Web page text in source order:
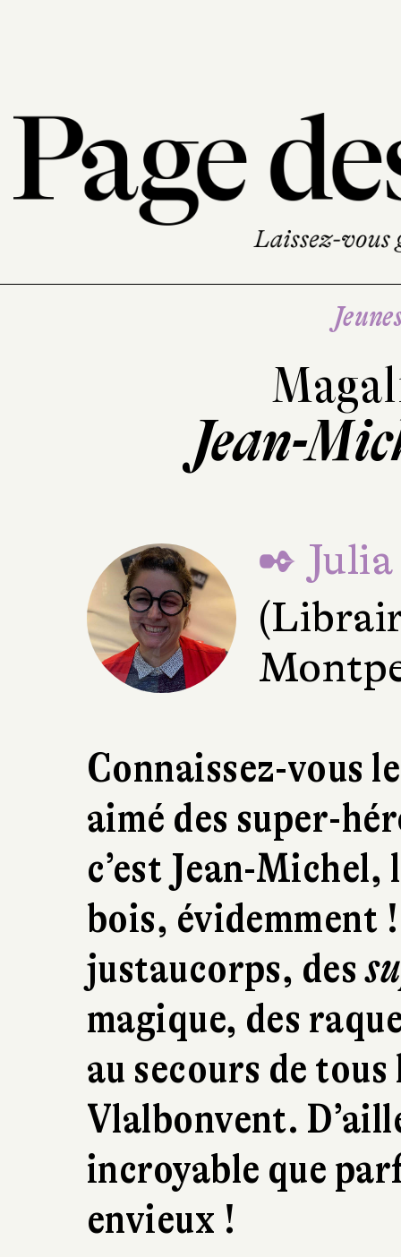
Jean-
✒ Julia
Connaissez-vous
aimé des super-
c’est Jean-
bois, évidemment
justaucorps, des
magique, des
au secours de
Vlalbonvent.
incroyable que
envieux !